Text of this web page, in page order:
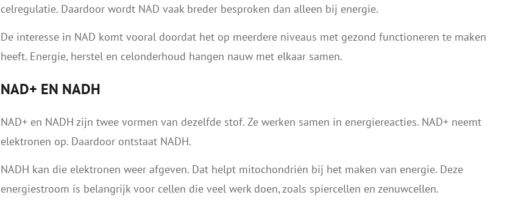
celregulatie. Daardoor wordt NAD vaak breder besproken dan alleen bij energie.
De interesse in NAD komt vooral doordat het op meerdere niveaus met gezond functioneren te maken
heeft. Energie, herstel en celonderhoud hangen nauw met elkaar samen.
NAD+ EN NADH
NAD+ en NADH zijn twee vormen van dezelfde stof. Ze werken samen in energiereacties. NAD+ neemt
elektronen op. Daardoor ontstaat NADH.
NADH kan die elektronen weer afgeven. Dat helpt mitochondriën bij het maken van energie. Deze
energiestroom is belangrijk voor cellen die veel werk doen, zoals spiercellen en zenuwcellen.